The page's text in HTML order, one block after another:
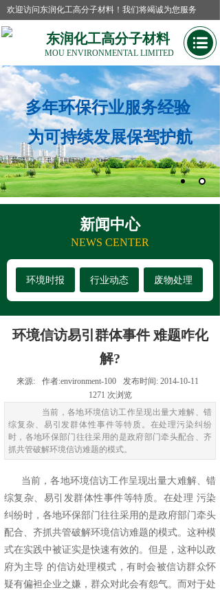
欢迎访问东润化工高分子材料！我们将竭诚为您服务
东润化工高分子材料
MOU ENVIRONMENTAL LIMITED
多年环保行业服务经验
为可持续发展保驾护航
新闻中心
NEWS CENTER
环境时报 行业动态 废物处理
环境信访易引群体事件 难题咋化
解?
来源: 作者:environment-100 发布时间: 2014-10-11
1271 次浏览
当前，各地环境信访工作呈现出量大难解、错
综复杂、易引发群体性事件等特质。在处理污染纠纷
时，各地环保部门往往采用的是政府部门牵头配合、齐
抓共管破解环境信访难题的模式。
当前，各地环境信访工作呈现出量大难解、错
综复杂、易引发群体性事件等特质。在处理 污染
纠纷时，各地环保部门往往采用的是政府部门牵头
配合、齐抓共管破解环境信访难题的模式。这种模
式在实践中被证实是快速有效的。但是，这种以政
府为主导 的信访处理模式，有时会被信访群众怀
疑有偏袒企业之嫌，群众对此会有怨气。而对于处